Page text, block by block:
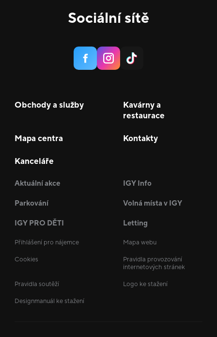
Sociální sítě
Obchody a služby
Kavárny a
restaurace
Mapa centra Kontakty
Kanceláře
Aktuální akce IGY Info
Parkování Volná místa v IGY
IGY PRO DĚTI Letting
Přihlášení pro nájemce Mapa webu
Cookies
Pravidla provozování
internetových stránek
Pravidla soutěží Logo ke stažení
Designmanuál ke stažení